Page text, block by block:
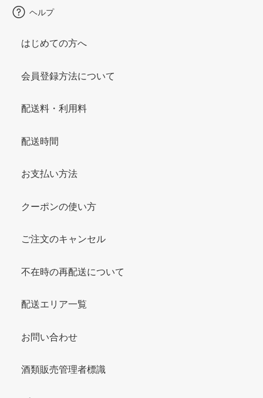
ヘルプ
はじめての方へ
会員登録方法について
配送料・利用料
配送時間
お支払い方法
クーポンの使い方
ご注文のキャンセル
不在時の再配送について
配送エリア一覧
お問い合わせ
酒類販売管理者標識